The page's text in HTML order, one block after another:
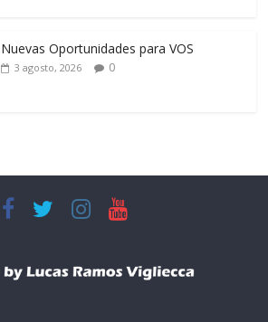
Nuevas Oportunidades para VOS
3 agosto, 2026 0